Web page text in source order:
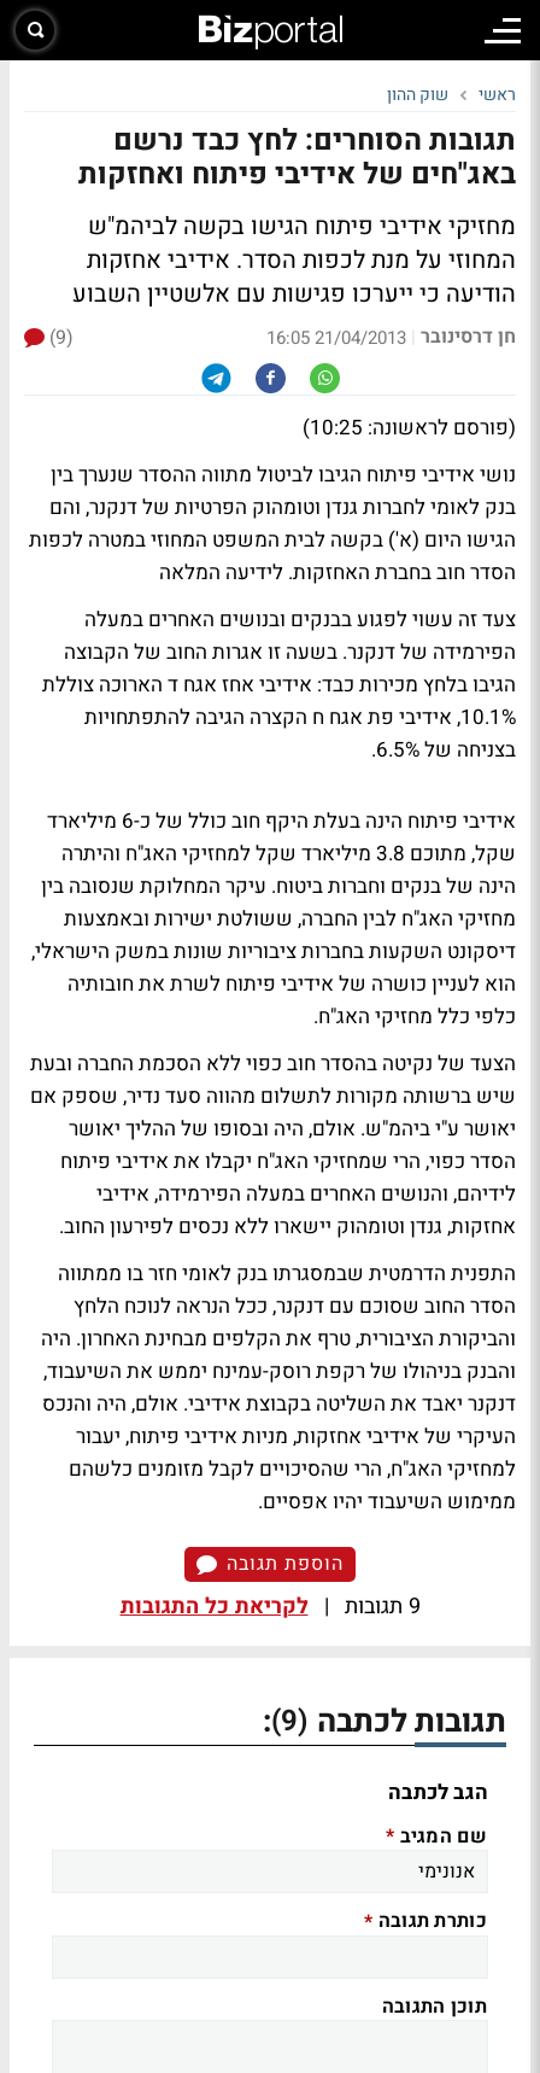
ראשי שוק ההון
תגובות הסוחרים: לחץ כבד נרשם
באג"חים של אידיבי פיתוח ואחזקות
מחזיקי אידיבי פיתוח הגישו בקשה לביהמ"ש
המחוזי על מנת לכפות הסדר. אידיבי אחזקות
הודיעה כי ייערכו פגישות עם אלשטיין השבוע
חן דרסינובר |
21/04/2013 16:05
(9)
(פורסם לראשונה: 10:25)
נושי אידיבי פיתוח הגיבו לביטול מתווה ההסדר שנערך בין
בנק לאומי לחברות גנדן וטומהוק הפרטיות של דנקנר, והם
הגישו היום (א') בקשה לבית המשפט המחוזי במטרה לכפות
הסדר חוב בחברת האחזקות. לידיעה המלאה
צעד זה עשוי לפגוע בבנקים ובנושים האחרים במעלה
הפירמידה של דנקנר. בשעה זו אגרות החוב של הקבוצה
הגיבו בלחץ מכירות כבד: אידיבי אחז אגח ד הארוכה צוללת
10.1%, אידיבי פת אגח ח הקצרה הגיבה להתפתחויות
בצניחה של 6.5%.
אידיבי פיתוח הינה בעלת היקף חוב כולל של כ-6 מיליארד
שקל, מתוכם 3.8 מיליארד שקל למחזיקי האג"ח והיתרה
הינה של בנקים וחברות ביטוח. עיקר המחלוקת שנסובה בין
מחזיקי האג"ח לבין החברה, ששולטת ישירות ובאמצעות
דיסקונט השקעות בחברות ציבוריות שונות במשק הישראלי,
הוא לעניין כושרה של אידיבי פיתוח לשרת את חובותיה
כלפי כלל מחזיקי האג"ח.
הצעד של נקיטה בהסדר חוב כפוי ללא הסכמת החברה ובעת
שיש ברשותה מקורות לתשלום מהווה סעד נדיר, שספק אם
יאושר ע"י ביהמ"ש. אולם, היה ובסופו של ההליך יאושר
הסדר כפוי, הרי שמחזיקי האג"ח יקבלו את אידיבי פיתוח
לידיהם, והנושים האחרים במעלה הפירמידה, אידיבי
אחזקות, גנדן וטומהוק יישארו ללא נכסים לפירעון החוב.
התפנית הדרמטית שבמסגרתו בנק לאומי חזר בו ממתווה
הסדר החוב שסוכם עם דנקנר, ככל הנראה לנוכח הלחץ
והביקורת הציבורית, טרף את הקלפים מבחינת האחרון. היה
והבנק בניהולו של רקפת רוסק-עמינח יממש את השיעבוד,
דנקנר יאבד את השליטה בקבוצת אידיבי. אולם, היה והנכס
העיקרי של אידיבי אחזקות, מניות אידיבי פיתוח, יעבור
למחזיקי האג"ח, הרי שהסיכויים לקבל מזומנים כלשהם
ממימוש השיעבוד יהיו אפסיים.
הוספת תגובה
9 תגובות | לקריאת כל התגובות
תגובות לכתבה (9)
:
הגב לכתבה
שם המגיב *
כותרת תגובה *
תוכן התגובה